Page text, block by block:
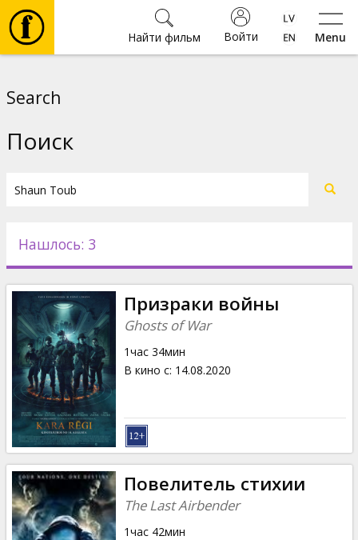
Menu
Войти
Найти фильм
Новости
Подарки
Кинозакуски
B2B
Клуб
Search
Поиск
Нашлось: 3
Призраки войны
Ghosts of War
1час 34мин
В кино с: 14.08.2020
Повелитель стихии
The Last Airbender
1час 42мин